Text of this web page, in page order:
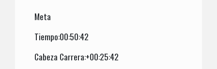
Meta
Tiempo:00:50:42
Cabeza Carrera:+00:25:42